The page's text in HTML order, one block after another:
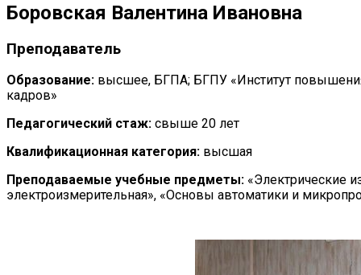
Боровская Валентина Ивановна
Преподаватель
Образование: высшее, БГПА; БГПУ «Институт
кадров»
Педагогический стаж: свыше 20 лет
Квалификационная категория: высшая
Преподаваемые учебные предметы: «Электрические
электроизмерительная», «Основы автоматики и